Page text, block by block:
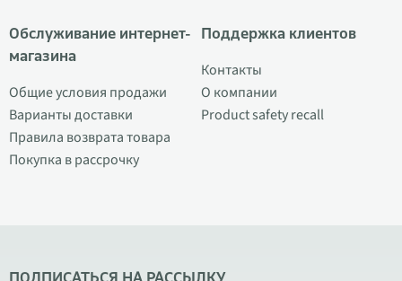
Обслуживание интернет-
магазина
Общие условия продажи
Варианты доставки
Правила возврата товара
Покупка в рассрочку
Поддержка клиентов
Контакты
О компании
Product safety recall
ПОДПИСАТЬСЯ НА РАССЫЛКУ